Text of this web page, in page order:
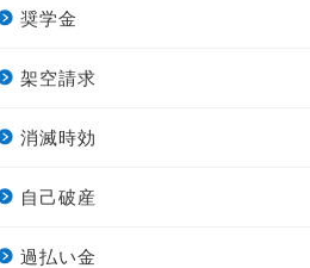
奨学金
架空請求
消滅時効
自己破産
過払い金